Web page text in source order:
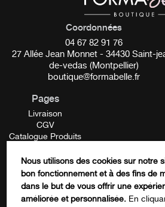
Renouvellement progressif du
Expression du visage adoucie
Hydratation profonde des tissus.
Utilisation : LinkedIn
Coordonnées
04 67 82 91 76
27 Allée Jean Monnet - 34430 Saint-
de-vedas (Montpellier)
boutique@formabelle.fr
Pages
Livraison
CGV
Catalogue Produits
Contactez-nous
FORMATION
Nous utilisons des cookies sur notre
bon fonctionnement et à des fins de
dans le but de vous offrir une
améliorée et personnalisée. En